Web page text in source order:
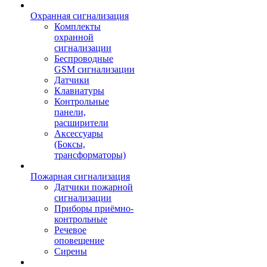
Охранная сигнализация
Комплекты
охранной
сигнализации
Беспроводные
GSM сигнализации
Датчики
Клавиатуры
Контрольные
панели,
расширители
Аксессуары
(Боксы,
трансформаторы)
Пожарная сигнализация
Датчики пожарной
сигнализации
Приборы приёмно-
контрольные
Речевое
оповещение
Сирены